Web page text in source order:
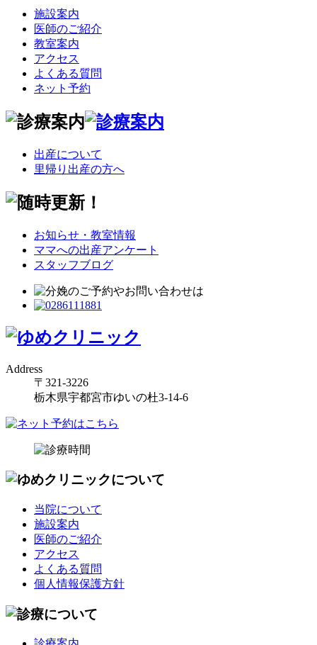
施設案内
医師のご紹介
教室案内
アクセス
よくある質問
ネット予約
出産について
里帰り出産の方へ
お知らせ・教室情報
ママへの出産アンケート
スタッフブログ
Address
〒321-3226
栃木県宇都宮市ゆいの杜3-14-6
当院について
施設案内
医師のご紹介
アクセス
よくある質問
個人情報保護方針